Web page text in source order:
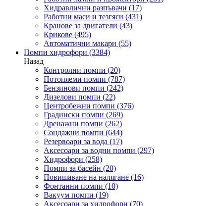
Хидравлични разпъвачи (17)
Работни маси и тезгяси (431)
Кранове за двигатели (43)
Крикове (495)
Автоматични макари (55)
Помпи хидрофори (3384)
Назад
Контролни помпи (20)
Потопяеми помпи (787)
Бензинови помпи (242)
Дизелови помпи (22)
Центробежни помпи (376)
Градински помпи (269)
Дренажни помпи (262)
Сондажни помпи (644)
Резервоари за вода (17)
Аксесоари за водни помпи (297)
Хидрофори (258)
Помпи за басейн (20)
Повишаване на налягане (16)
Фонтанни помпи (10)
Вакуум помпи (19)
Аксесоари за хидрофори (70)